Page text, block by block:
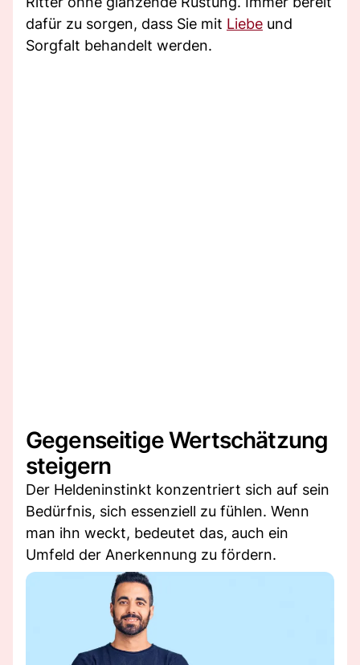
dafür zu sorgen, dass Sie mit Liebe und
Sorgfalt behandelt werden.
Gegenseitige Wertschätzung
steigern
Der Heldeninstinkt konzentriert sich auf sein
Bedürfnis, sich essenziell zu fühlen. Wenn
man ihn weckt, bedeutet das, auch ein
Umfeld der Anerkennung zu fördern.